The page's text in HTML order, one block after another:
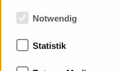
Mitgliedschaften
Notwendig
Statistik